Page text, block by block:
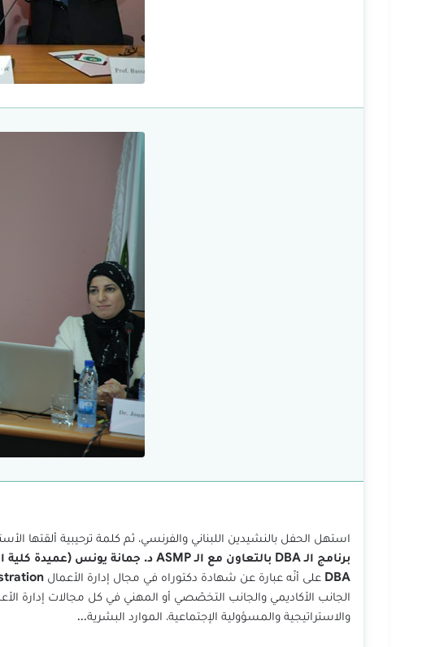
استهل الحفل بالنشيدين اللبناني والفرنسي، ثم كلمة ترحيبية ألقتها
برنامج الـ DBA بالتعاون مع الـ ASMP د. جمانة يونس (عميدة كلية العلوم)
DBA على أنّه عبارة عن شهادة دكتوراه في مجال إدارة الأعمال
الجانب الأكاديمي والجانب التخصّصي أو المهني في كل مجالات إدارة
والاستراتيجية والمسؤولية الإجتماعية، الموارد البشرية...